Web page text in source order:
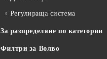
Регулираща система
За разпределяне по категории
Филтри за Волво